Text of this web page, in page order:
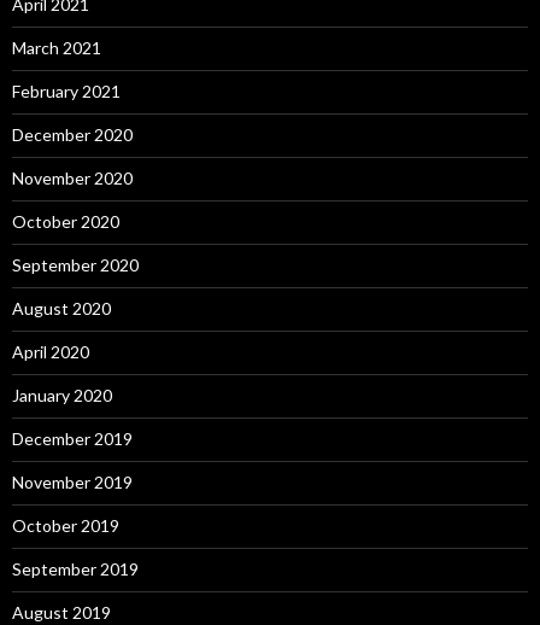
April 2021
March 2021
February 2021
December 2020
November 2020
October 2020
September 2020
August 2020
April 2020
January 2020
December 2019
November 2019
October 2019
September 2019
August 2019